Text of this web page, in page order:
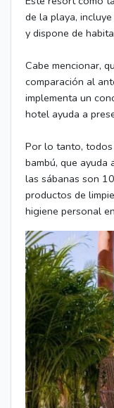
de la playa,
y dispone de
Cabe mencionar,
comparación al
implementa un
hotel ayuda a
Por lo tanto,
bambú, que ayuda
las sábanas son
productos de
higiene personal